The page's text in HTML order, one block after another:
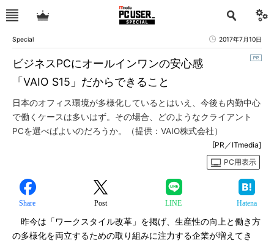
Special 2017年7月10日
ビジネスPCにオールインワンの安心感
「VAIO S15」だからできること
日本のオフィス環境が多様化しているとはいえ、今後も内勤中心
で働くケースは多いはず。その場合、どのようなクライアント
PCを選べばよいのだろうか。（提供：VAIO株式会社）
[PR／ITmedia]
PC用表示
Share Post LINE Hatena
昨今は「ワークスタイル改革」を掲げ、生産性の向上と働き方
の多様化を両立するための取り組みに注力する企業が増えてき